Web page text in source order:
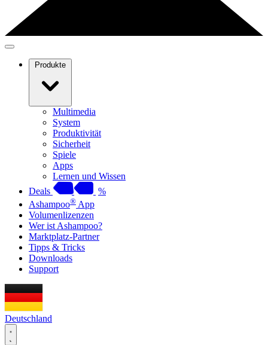
Produkte
Multimedia
System
Produktivität
Sicherheit
Spiele
Apps
Lernen und Wissen
Deals
%
Ashampoo® App
Volumenlizenzen
Wer ist Ashampoo?
Marktplatz-Partner
Tipps & Tricks
Downloads
Support
Deutschland